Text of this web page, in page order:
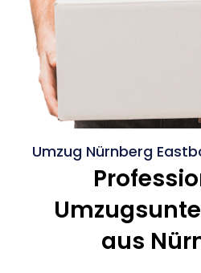
Umzug Nürnberg
aus